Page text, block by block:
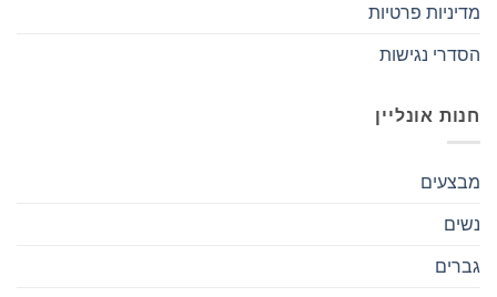
מדיניות פרטיות
הסדרי נגישות
חנות אונליין
מבצעים
נשים
גברים